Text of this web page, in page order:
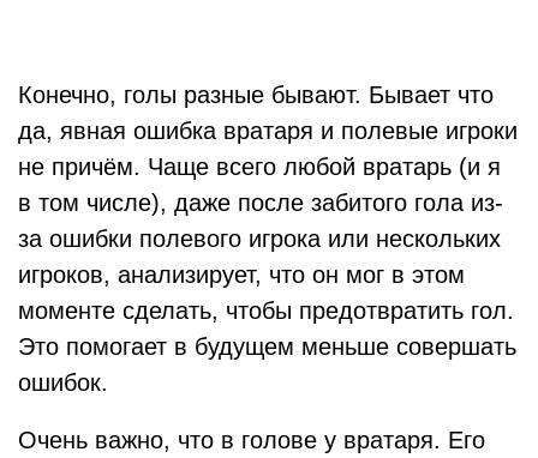
Конечно, голы разные бывают. Бывает что
да, явная ошибка вратаря и полевые игроки
не причём. Чаще всего любой вратарь (и я
в том числе), даже после забитого гола из-
за ошибки полевого игрока или нескольких
игроков, анализирует, что он мог в этом
моменте сделать, чтобы предотвратить гол.
Это помогает в будущем меньше совершать
ошибок.
Очень важно, что в голове у вратаря. Его